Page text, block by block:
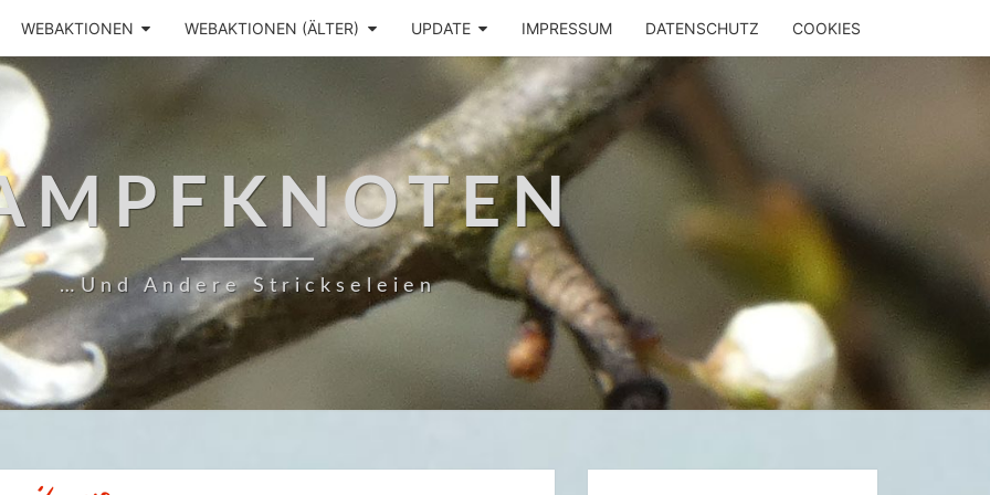
WEBAKTIONEN WEBAKTIONEN (ÄLTER) UPDATE IMPRESSUM DATENSCHUTZ COOKIES
…und Andere Strickseleien